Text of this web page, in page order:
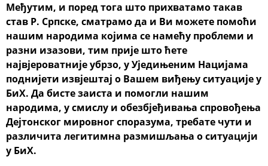
Међутим, и поред тога што прихватамо такав
став Р. Српске, сматрамо да и Ви можете помоћи
нашим народима којима се намећу проблеми и
разни изазови, тим прије што ћете
највјероватније убрзо, у Уједињеним Нацијама
поднијети извјештај о Вашем виђењу ситуације у
БиХ. Да бисте заиста и помогли нашим
народима, у смислу и обезбјеђивања спровођења
Дејтонског мировног споразума, требате чути и
различита легитимна размишљања о ситуацији
у БиХ.